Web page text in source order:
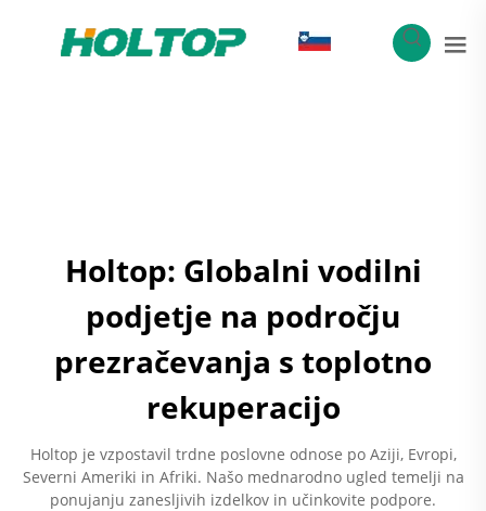
Holtop: Globalni vodilni
podjetje na področju
prezračevanja s toplotno
rekuperacijo
Holtop je vzpostavil trdne poslovne odnose po Aziji, Evropi,
Severni Ameriki in Afriki. Našo mednarodno ugled temelji na
ponujanju zanesljivih izdelkov in učinkovite podpore.